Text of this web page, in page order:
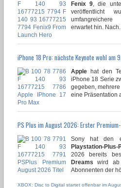
Fenix 9 , die
veröffentlicht
erwartet hin. Nach...
iPhone 18 Pro: nächste Keynote wohl am
Apple hat den
iPhone 18 Serie
gegeben,
eine Präsentation
PS Plus im August 2026: Erster
Sony hat den
Playstation-Plus-
2026 bereits
Dreams wird
Abonnenten der
XBOX: Disc to Digital startet offenbar im